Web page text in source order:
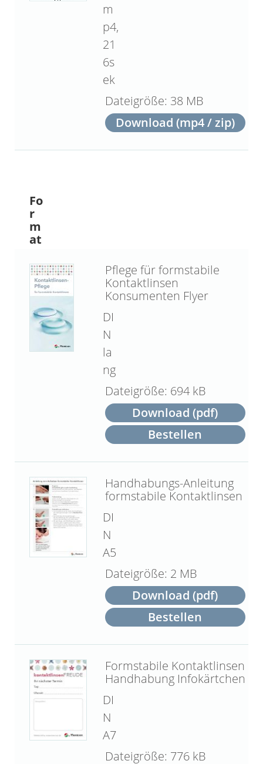
m
p4,
21
6s
ek
38 MB
Download (mp4 / zip)
Fo
r
m
at
Pflege für formstabile
Kontaktlinsen
Konsumenten Flyer
DI
N
la
ng
694 kB
Download (pdf)
Bestellen
Handhabungs-Anleitung
formstabile Kontaktlinsen
DI
N
A5
2 MB
Download (pdf)
Bestellen
Formstabile Kontaktlinsen
Handhabung Infokärtchen
DI
N
A7
776 kB